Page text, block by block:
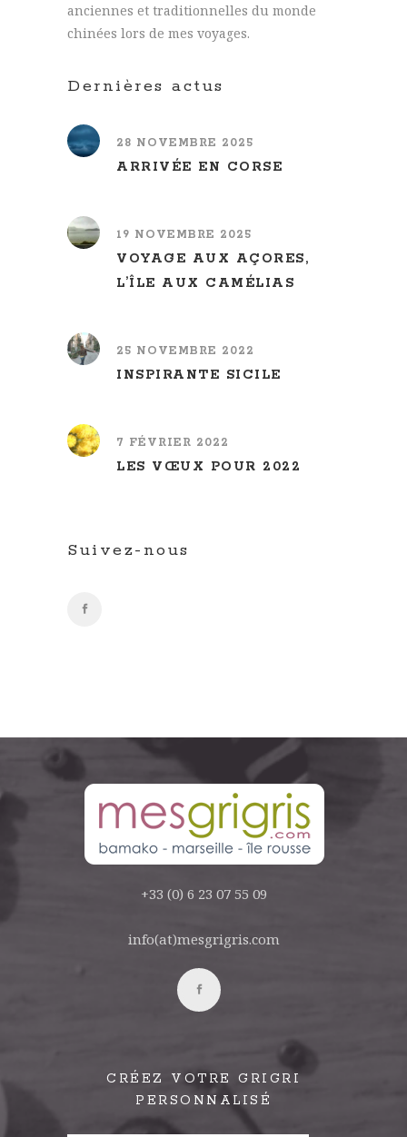
anciennes et traditionnelles du monde
chinées lors de mes voyages.
Dernières actus
28 NOVEMBRE 2025
ARRIVÉE EN CORSE
19 NOVEMBRE 2025
VOYAGE AUX AÇORES,
L’ÎLE AUX CAMÉLIAS
25 NOVEMBRE 2022
INSPIRANTE SICILE
7 FÉVRIER 2022
LES VŒUX POUR 2022
Suivez-nous
+33 (0) 6 23 07 55 09
info(at)mesgrigris.com
CRÉEZ VOTRE GRIGRI
PERSONNALISÉ